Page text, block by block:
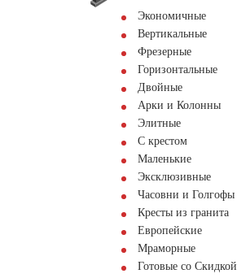
Экономичные
Вертикальные
Фрезерные
Горизонтальные
Двойные
Арки и Колонны
Элитные
С крестом
Маленькие
Эксклюзивные
Часовни и Голгофы
Кресты из гранита
Европейские
Мраморные
Готовые со Скидкой